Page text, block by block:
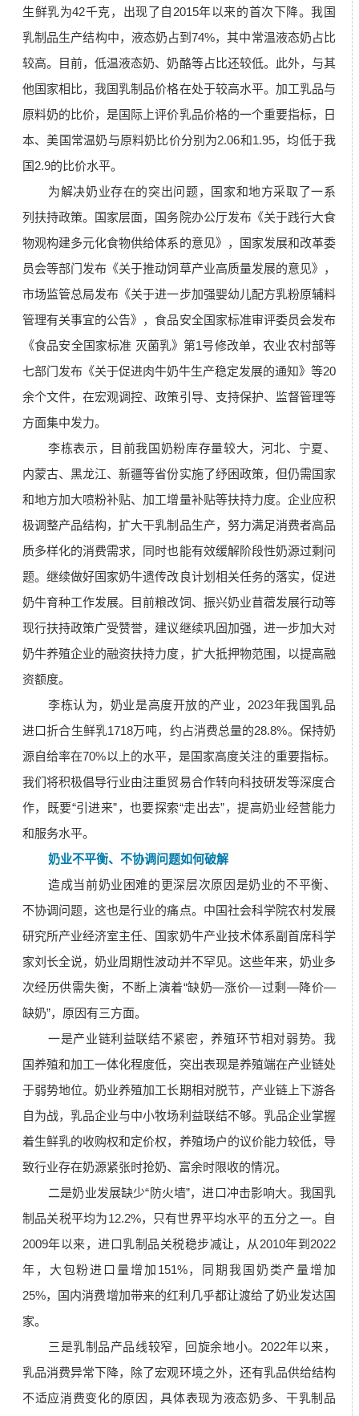
生鲜乳为42千克，出现了自2015年以来的首次下降。我国
乳制品生产结构中，液态奶占到74%，其中常温液态奶占比
较高。目前，低温液态奶、奶酪等占比还较低。此外，与其
他国家相比，我国乳制品价格在处于较高水平。加工乳品与
原料奶的比价，是国际上评价乳品价格的一个重要指标，日
本、美国常温奶与原料奶比价分别为2.06和1.95，均低于我
国2.9的比价水平。
为解决奶业存在的突出问题，国家和地方采取了一系
列扶持政策。国家层面，国务院办公厅发布《关于践行大食
物观构建多元化食物供给体系的意见》，国家发展和改革委
员会等部门发布《关于推动饲草产业高质量发展的意见》，
市场监管总局发布《关于进一步加强婴幼儿配方乳粉原辅料
管理有关事宜的公告》，食品安全国家标准审评委员会发布
《食品安全国家标准 灭菌乳》第1号修改单，农业农村部等
七部门发布《关于促进肉牛奶牛生产稳定发展的通知》等20
余个文件，在宏观调控、政策引导、支持保护、监督管理等
方面集中发力。
李栋表示，目前我国奶粉库存量较大，河北、宁夏、
内蒙古、黑龙江、新疆等省份实施了纾困政策，但仍需国家
和地方加大喷粉补贴、加工增量补贴等扶持力度。企业应积
极调整产品结构，扩大干乳制品生产，努力满足消费者高品
质多样化的消费需求，同时也能有效缓解阶段性奶源过剩问
题。继续做好国家奶牛遗传改良计划相关任务的落实，促进
奶牛育种工作发展。目前粮改饲、振兴奶业苜蓿发展行动等
现行扶持政策广受赞誉，建议继续巩固加强，进一步加大对
奶牛养殖企业的融资扶持力度，扩大抵押物范围，以提高融
资额度。
李栋认为，奶业是高度开放的产业，2023年我国乳品
进口折合生鲜乳1718万吨，约占消费总量的28.8%。保持奶
源自给率在70%以上的水平，是国家高度关注的重要指标。
我们将积极倡导行业由注重贸易合作转向科技研发等深度合
作，既要“引进来”，也要探索“走出去”，提高奶业经营能力
和服务水平。
奶业不平衡、不协调问题如何破解
造成当前奶业困难的更深层次原因是奶业的不平衡、
不协调问题，这也是行业的痛点。中国社会科学院农村发展
研究所产业经济室主任、国家奶牛产业技术体系副首席科学
家刘长全说，奶业周期性波动并不罕见。这些年来，奶业多
次经历供需失衡，不断上演着“缺奶—涨价—过剩—降价—
缺奶”，原因有三方面。
一是产业链利益联结不紧密，养殖环节相对弱势。我
国养殖和加工一体化程度低，突出表现是养殖端在产业链处
于弱势地位。奶业养殖加工长期相对脱节，产业链上下游各
自为战，乳品企业与中小牧场利益联结不够。乳品企业掌握
着生鲜乳的收购权和定价权，养殖场户的议价能力较低，导
致行业存在奶源紧张时抢奶、富余时限收的情况。
二是奶业发展缺少“防火墙”，进口冲击影响大。我国乳
制品关税平均为12.2%，只有世界平均水平的五分之一。自
2009年以来，进口乳制品关税稳步减让，从2010年到2022
年，大包粉进口量增加151%，同期我国奶类产量增加
25%，国内消费增加带来的红利几乎都让渡给了奶业发达国
家。
三是乳制品产品线较窄，回旋余地小。2022年以来，
乳品消费异常下降，除了宏观环境之外，还有乳品供给结构
不适应消费变化的原因，具体表现为液态奶多、干乳制品